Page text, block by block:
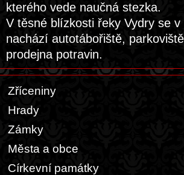
kterého vede naučná stezka.
V těsné blízkosti řeky Vydry se v
nachází autotábořiště,
prodejna potravin.
Zříceniny
Hrady
Zámky
Města a obce
Církevní památky